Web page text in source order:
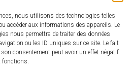
nous utilisons des technologies telles
accéder aux informations des appareils. Le
nous permettra de traiter des données
ou les ID uniques sur ce site. Le fait
consentement peut avoir un effet négatif
fonctions.
: 28 septembre 2026
2026
Raoul Coulon Rive gauche
Trojan-les-Bains